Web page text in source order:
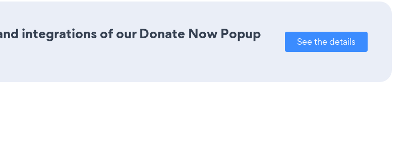
integrations of our Donate Now Popup
See the details